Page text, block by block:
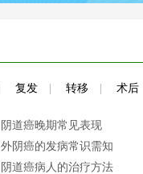
复发 转移 术后
阴道癌晚期常见表现
外阴癌的发病常识需知
阴道癌病人的治疗方法